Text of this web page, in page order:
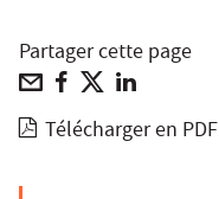
Partager cette page
Télécharger en PDF